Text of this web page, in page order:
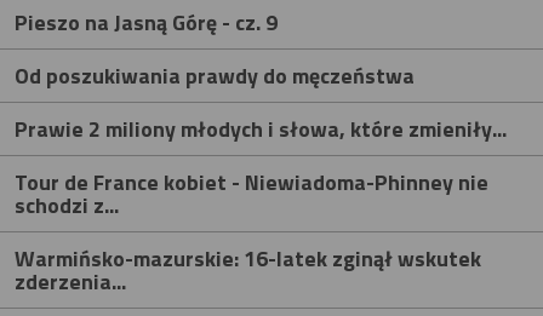
Pieszo na Jasną Górę - cz. 9
Od poszukiwania prawdy do męczeństwa
Prawie 2 miliony młodych i słowa, które zmieniły...
Tour de France kobiet - Niewiadoma-Phinney nie
schodzi z...
Warmińsko-mazurskie: 16-latek zginął wskutek
zderzenia...